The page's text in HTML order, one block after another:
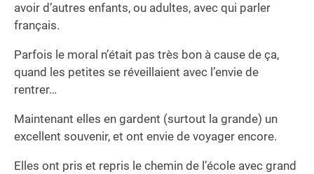
avoir d’autres enfants, ou adultes, avec qui parler
français.
Parfois le moral n’était pas très bon à cause de ça,
quand les petites se réveillaient avec l’envie de
rentrer…
Maintenant elles en gardent (surtout la grande) un
excellent souvenir, et ont envie de voyager encore.
Elles ont pris et repris le chemin de l’école avec grand